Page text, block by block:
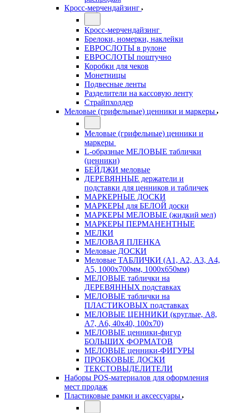
Кросс-мерчендайзинг
Кросс-мерчендайзинг
Брелоки, номерки, наклейки
ЕВРОСЛОТЫ в рулоне
ЕВРОСЛОТЫ поштучно
Коробки для чеков
Монетницы
Подвесные ленты
Разделители на кассовую ленту
Страйпхолдер
Меловые (грифельные) ценники и маркеры
Меловые (грифельные) ценники и
маркеры
L-образные МЕЛОВЫЕ таблички
(ценники)
БЕЙДЖИ меловые
ДЕРЕВЯННЫЕ держатели и
подставки для ценников и табличек
МАРКЕРНЫЕ ДОСКИ
МАРКЕРЫ для БЕЛОЙ доски
МАРКЕРЫ МЕЛОВЫЕ (жидкий мел)
МАРКЕРЫ ПЕРМАНЕНТНЫЕ
МЕЛКИ
МЕЛОВАЯ ПЛЕНКА
Меловые ДОСКИ
Меловые ТАБЛИЧКИ (А1, А2, А3, А4,
А5, 1000х700мм, 1000х650мм)
МЕЛОВЫЕ таблички на
ДЕРЕВЯННЫХ подставках
МЕЛОВЫЕ таблички на
ПЛАСТИКОВЫХ подставках
МЕЛОВЫЕ ЦЕННИКИ (круглые, А8,
А7, А6, 40х40, 100х70)
МЕЛОВЫЕ ценники-фигур
БОЛЬШИХ ФОРМАТОВ
МЕЛОВЫЕ ценники-ФИГУРЫ
ПРОБКОВЫЕ ДОСКИ
ТЕКСТОВЫДЕЛИТЕЛИ
Наборы POS-материалов для оформления
мест продаж
Пластиковые рамки и аксессуары